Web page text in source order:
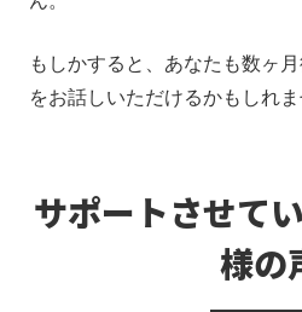
もしかすると、あなたも数ヶ
をお話しいただけるかもしれま
サポートさせて
様の